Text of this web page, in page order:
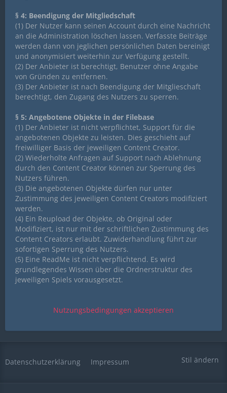
§ 4: Beendigung der Mitgliedschaft
(1) Der Nutzer kann seinen Account durch eine Nachricht
an die Administration löschen lassen. Verfasste Beiträge
werden dann von jeglichen persönlichen Daten bereinigt
und anonymisiert weiterhin zur Verfügung gestellt.
(2) Der Anbieter ist berechtigt, Benutzer ohne Angabe
von Gründen zu entfernen.
(3) Der Anbieter ist nach Beendigung der Mitglieschaft
berechtigt, den Zugang des Nutzers zu sperren.
§ 5: Angebotene Objekte in der Filebase
(1) Der Anbieter ist nicht verpflichtet, Support für die
angebotenen Objekte zu leisten. Dies geschieht auf
freiwilliger Basis der jeweiligen Content Creator.
(2) Wiederholte Anfragen auf Support nach Ablehnung
durch den Content Creator können zur Sperrung des
Nutzers führen.
(3) Die angebotenen Objekte dürfen nur unter
Zustimmung des jeweiligen Content Creators modifiziert
werden.
(4) Ein Reupload der Objekte, ob Original oder
Modifiziert, ist nur mit der schriftlichen Zustimmung des
Content Creators erlaubt. Zuwiderhandlung führt zur
sofortigen Sperrung des Nutzers.
(5) Eine ReadMe ist nicht verpflichtend. Es wird
grundlegendes Wissen über die Ordnerstruktur des
jeweiligen Spiels vorausgesetzt.
Stil ändern
Datenschutzerklärung Impressum